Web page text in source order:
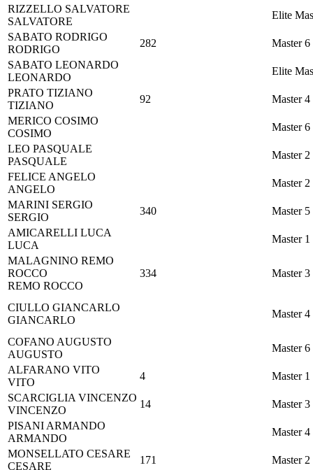
RIZZELLO SALVATORE
SALVATORE
Elite
SABATO RODRIGO
RODRIGO
282
Master 6
SABATO LEONARDO
LEONARDO
Elite
PRATO TIZIANO
TIZIANO
92
Master 4
MERICO COSIMO
COSIMO
Master 6
LEO PASQUALE
PASQUALE
Master 2
FELICE ANGELO
ANGELO
Master 2
MARINI SERGIO
SERGIO
340
Master 5
AMICARELLI LUCA
LUCA
Master 1
MALAGNINO REMO
ROCCO
REMO ROCCO
334 Master 3
CIULLO GIANCARLO
GIANCARLO
Master 4
COFANO AUGUSTO
AUGUSTO
Master 6
ALFARANO VITO
VITO
4
Master 1
SCARCIGLIA VINCENZO
VINCENZO
14
Master 3
PISANI ARMANDO
ARMANDO
Master 4
MONSELLATO CESARE
CESARE
171 Master 2